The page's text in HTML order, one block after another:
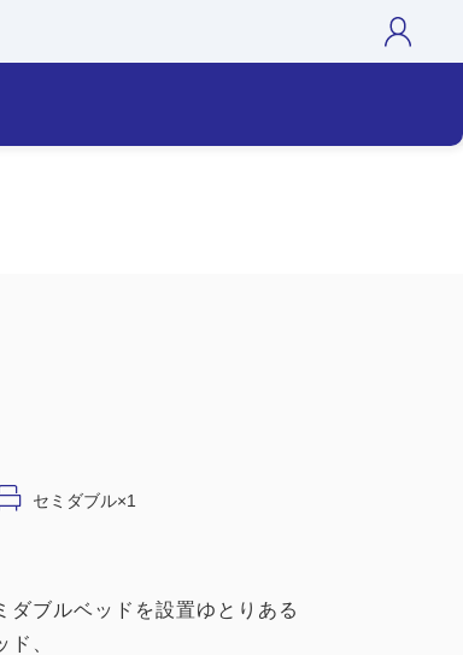
セミダブル×1
ブルベッドを設置ゆとりある
、